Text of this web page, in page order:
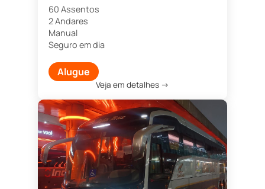
60 Assentos
2 Andares
Manual
Seguro em dia
Alugue
Veja em detalhes →